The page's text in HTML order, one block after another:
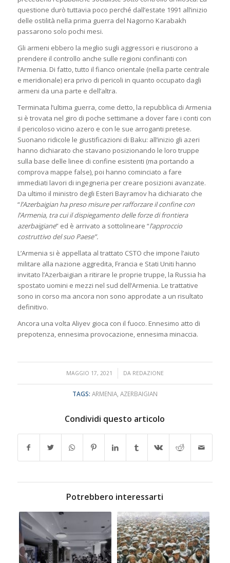
questione durò tuttavia poco perché dall’estate 1991 all’inizio
delle ostilità nella prima guerra del Nagorno Karabakh
passarono solo pochi mesi.
Gli armeni ebbero la meglio sugli aggressori e riuscirono a
prendere il controllo anche sulle regioni confinanti con
l’Armenia. Di fatto, tutto il fianco orientale (nella parte centrale
e meridionale) era privo di pericoli in quanto occupato dagli
armeni da una parte e dell’altra.
Terminata l’ultima guerra, come detto, la repubblica di Armenia
si è trovata nel giro di poche settimane a dover fare i conti con
il pericoloso vicino azero e con le sue arroganti pretese.
Suonano ridicole le giustificazioni di Baku: all’inizio gli azeri
hanno dichiarato che stavano posizionando le loro truppe
sulla base delle linee di confine esistenti (ma portando a
comprova mappe false), poi hanno cominciato a fare
immediati lavori di ingegneria per creare posizioni avanzate.
Da ultimo il ministro degli Esteri Bayramov ha dichiarato che
“l’Azerbaigian ha preso misure per rafforzare il confine con
l’Armenia, tra cui il dispiegamento delle forze di frontiera
azerbaigiane” ed è arrivato a sottolineare “l’approccio
costruttivo del suo Paese”.
L’Armenia si è appellata al trattato CSTO che impone l’aiuto
militare alla nazione aggredita, Francia e Stati Uniti hanno
invitato l’Azerbaigian a ritirare le proprie truppe, la Russia ha
spostato uomini e mezzi nel sud dell’Armenia. Le trattative
sono in corso ma ancora non sono approdate a un risultato
definitivo.
Ancora una volta Aliyev gioca con il fuoco. Ennesimo atto di
prepotenza, ennesima provocazione, ennesima minaccia.
MAGGIO 17, 2021
/ DA REDAZIONE
TAGS: ARMENIA, AZERBAIGIAN
Condividi questo articolo
Potrebbero interessarti